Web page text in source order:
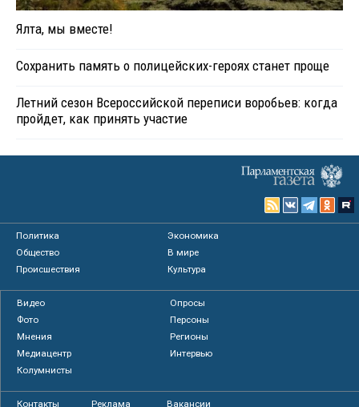
Ялта, мы вместе!
Сохранить память о полицейских-героях станет проще
Летний сезон Всероссийской переписи воробьев: когда
пройдет, как принять участие
Политика
Экономика
Общество
В мире
Происшествия
Культура
Видео
Опросы
Фото
Персоны
Мнения
Регионы
Медиацентр
Интервью
Колумнисты
Контакты Реклама Вакансии